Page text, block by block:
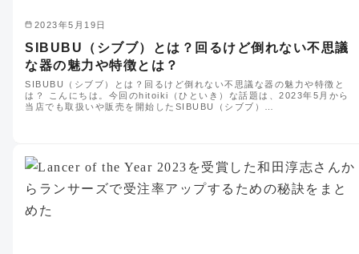
2023年5月19日
SIBUBU（シブブ）とは？回るけど倒れない不思議
な器の魅力や特徴とは？
SIBUBU（シブブ）とは？回るけど倒れない不思議な器の魅力や特徴と
は？ こんにちは。今回のhitoiki（ひといき）な話題は、2023年5月から
当店でも取扱いや販売を開始したSIBUBU（シブブ）…